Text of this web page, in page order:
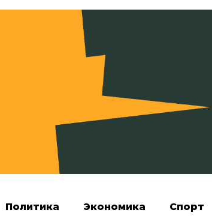
Политика Экономика Спорт